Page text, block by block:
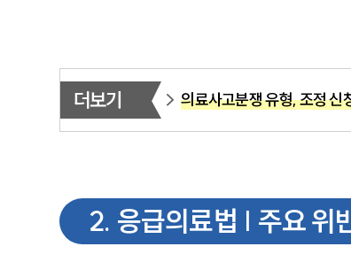
더보기 의료사고분쟁 유형, 조정 신
2. 응급의료법 | 주요 위